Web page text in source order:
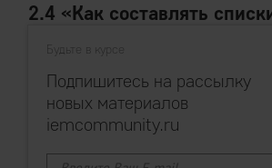
Будьте в курсе
Подпишитесь на рассылку
новых материалов
iemcommunity.ru
2.4 «Как составлять
ключей (и, делая
анализ, находить бреши
поле/списках ключей — и
генерировать свой)?»
Вдохновением.